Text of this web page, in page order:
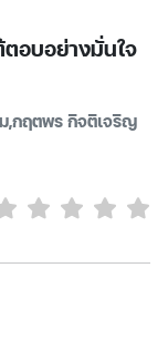
อบอย่างมั่นใจ
,กฤตพร กิจติเจริญ